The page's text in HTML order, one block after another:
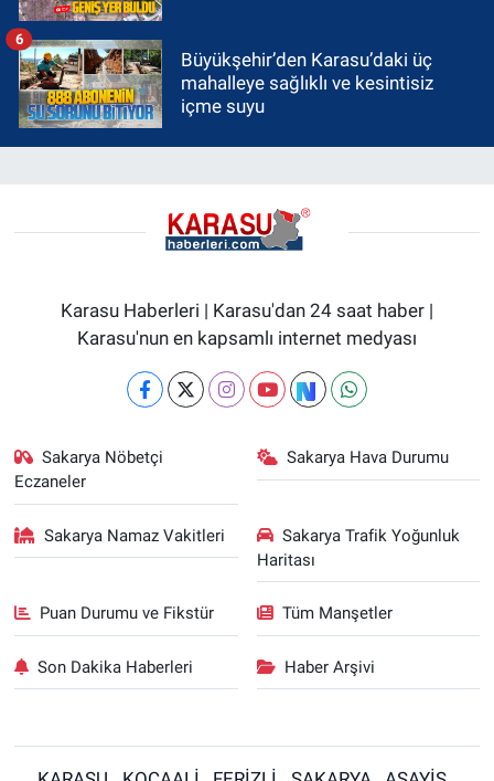
Büyükşehir’den Karasu’daki üç
mahalleye sağlıklı ve kesintisiz
içme suyu
6
Karasu Haberleri | Karasu'dan 24 saat haber |
Karasu'nun en kapsamlı internet medyası
Sakarya Nöbetçi
Eczaneler
Sakarya Hava Durumu
Sakarya Namaz Vakitleri
Sakarya Trafik Yoğunluk
Haritası
Puan Durumu ve Fikstür Tüm Manşetler
Son Dakika Haberleri Haber Arşivi